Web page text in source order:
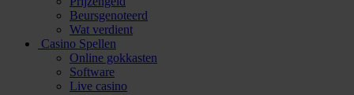
Beursgenoteerd
Wat verdient
Casino Spellen
Online gokkasten
Software
Live casino